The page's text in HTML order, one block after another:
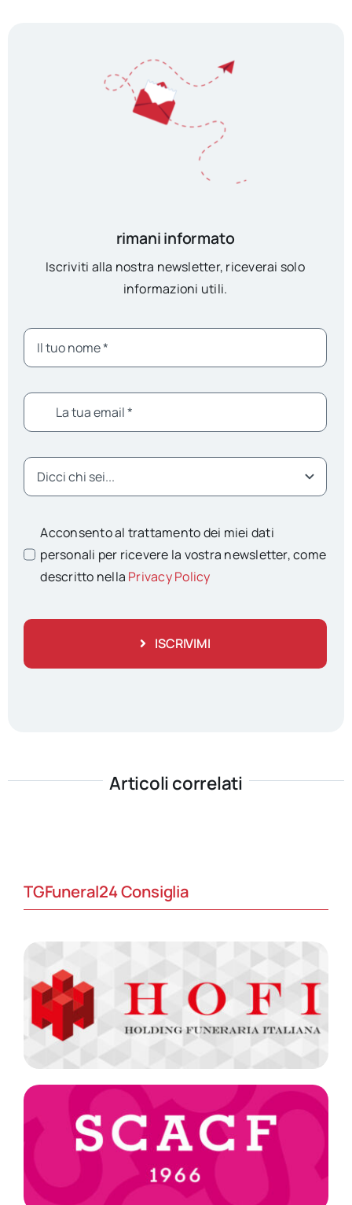
rimani informato
Iscriviti alla nostra newsletter, riceverai solo
informazioni utili.
Acconsento al trattamento dei miei dati
personali per ricevere la vostra newsletter, come
descritto nella Privacy Policy
ISCRIVIMI
Articoli correlati
TGFuneral24 Consiglia